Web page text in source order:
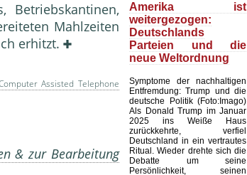
Betriebskantinen,
Mahlzeiten
erhitzt.
Assisted Telephone
& zur Bearbeitung
Amerika ist
weitergezogen:
Deutschlands
Parteien und die
neue Weltordnung
Symptome der nachhaltigen
Entfremdung: Trump und die
deutsche Politik (Foto:Imago)
Als Donald Trump im Januar
2025 ins Weiße Haus
zurückkehrte, verfiel
Deutschland in ein vertrautes
Ritual. Wieder drehte sich die
Debatte um seine
Persönlichkeit, seinen